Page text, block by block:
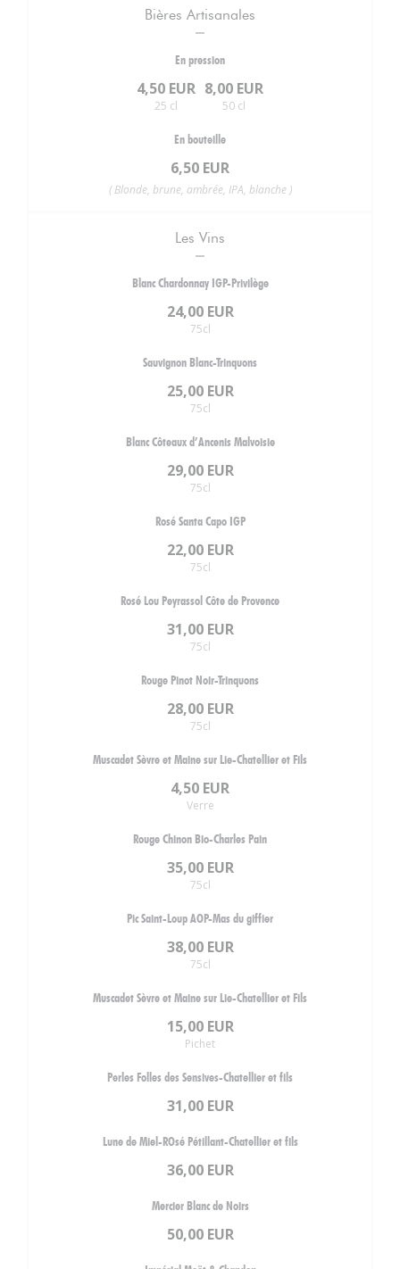
Bières Artisanales
En pression
4,50 EUR
25 cl
8,00 EUR
50 cl
En bouteille
6,50 EUR
( Blonde, brune, ambrée, IPA, blanche )
Les Vins
Blanc Chardonnay IGP-Privilège
24,00 EUR
75cl
Sauvignon Blanc-Trinquons
25,00 EUR
75cl
Blanc Côteaux d’Ancenis Malvoisie
29,00 EUR
75cl
Rosé Santa Capo IGP
22,00 EUR
75cl
Rosé Lou Peyrassol Côte de Provence
31,00 EUR
75cl
Rouge Pinot Noir-Trinquons
28,00 EUR
75cl
Muscadet Sèvre et Maine sur Lie-Chatellier et Fils
4,50 EUR
Verre
Rouge Chinon Bio-Charles Pain
35,00 EUR
75cl
Pic Saint-Loup AOP-Mas du giffier
38,00 EUR
75cl
Muscadet Sèvre et Maine sur Lie-Chatellier et Fils
15,00 EUR
Pichet
Perles Folles des Sensives-Chatellier et fils
31,00 EUR
Lune de Miel-ROsé Pétillant-Chatellier et fils
36,00 EUR
Mercier Blanc de Noirs
50,00 EUR